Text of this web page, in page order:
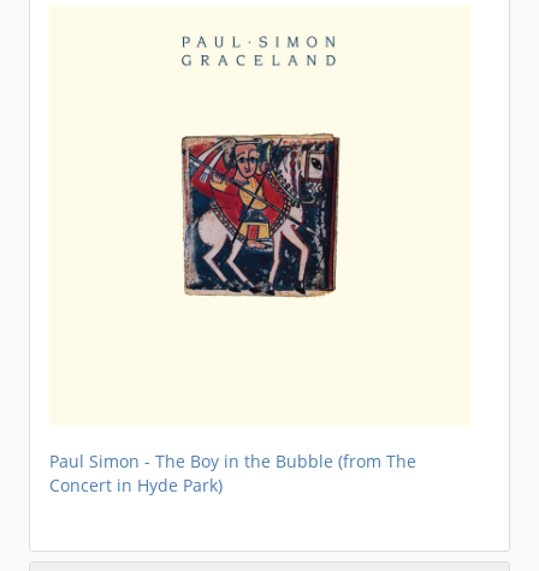
Paul Simon - The Boy in the Bubble (from The
Concert in Hyde Park)